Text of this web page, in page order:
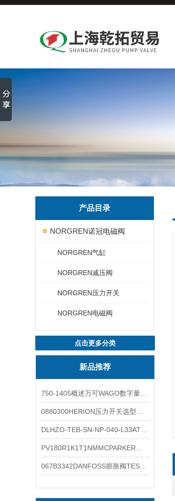
产品目录
NORGREN诺冠电磁阀
NORGREN气缸
NORGREN减压阀
NORGREN压力开关
NORGREN电磁阀
点击更多分类
新品推荐